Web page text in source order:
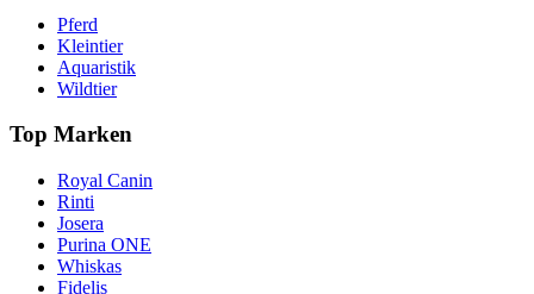
Pferd
Kleintier
Aquaristik
Wildtier
Top Marken
Royal Canin
Rinti
Josera
Purina ONE
Whiskas
Fidelis